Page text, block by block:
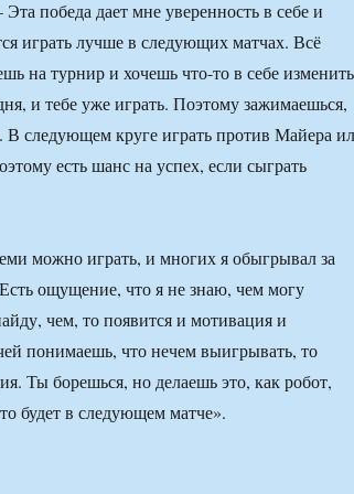
победа дает мне уверенность в себе и
играть лучше в следующих матчах. Всё
на турнир и хочешь что-то в себе
и тебе уже играть. Поэтому зажимаешься,
В следующем круге играть против Майера
есть шанс на успех, если сыграть
можно играть, и многих я обыгрывал за
ощущение, что я не знаю, чем могу
чем, то появится и мотивация и
понимаешь, что нечем выигрывать, то
Ты борешься, но делаешь это, как робот,
будет в следующем матче».